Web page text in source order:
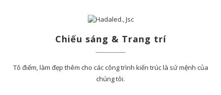
Chiếu sáng & Trang trí
Tô điểm, làm đẹp thêm cho các công trình kiến trúc là sứ mệnh của
chúng tôi.